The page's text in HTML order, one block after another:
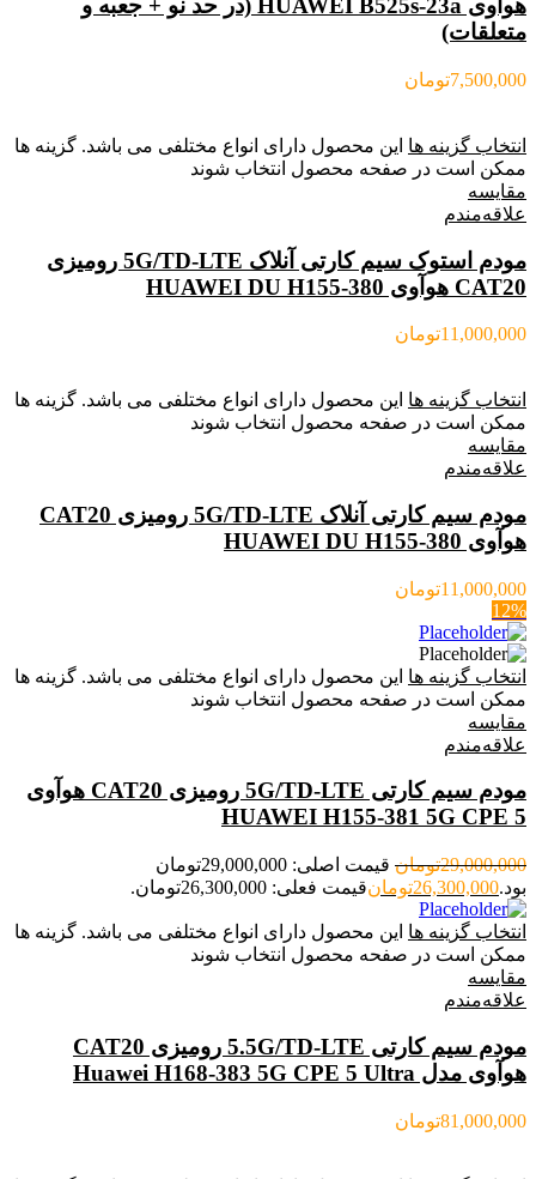
هوآوی HUAWEI B525s-23a (در حد نو + جعبه و
متعلقات)
7,500,000تومان
انتخاب گزینه ها این محصول دارای انواع مختلفی می باشد. گزینه ها
ممکن است در صفحه محصول انتخاب شوند
مقایسه
علاقه‌مندم
مودم استوک سیم کارتی آنلاک 5G/TD-LTE رومیزی
CAT20 هوآوی HUAWEI DU H155-380
11,000,000تومان
انتخاب گزینه ها این محصول دارای انواع مختلفی می باشد. گزینه ها
ممکن است در صفحه محصول انتخاب شوند
مقایسه
علاقه‌مندم
مودم سیم کارتی آنلاک 5G/TD-LTE رومیزی CAT20
هوآوی HUAWEI DU H155-380
11,000,000تومان
12%
انتخاب گزینه ها این محصول دارای انواع مختلفی می باشد. گزینه ها
ممکن است در صفحه محصول انتخاب شوند
مقایسه
علاقه‌مندم
مودم سیم کارتی 5G/TD-LTE رومیزی CAT20 هوآوی
HUAWEI H155-381 5G CPE 5
29,000,000تومان
قیمت اصلی: 29,000,000تومان
بود.26,300,000تومانقیمت فعلی: 26,300,000تومان.
انتخاب گزینه ها این محصول دارای انواع مختلفی می باشد. گزینه ها
ممکن است در صفحه محصول انتخاب شوند
مقایسه
علاقه‌مندم
مودم سیم کارتی 5.5G/TD-LTE رومیزی CAT20
هوآوی مدل Huawei H168-383 5G CPE 5 Ultra
81,000,000تومان